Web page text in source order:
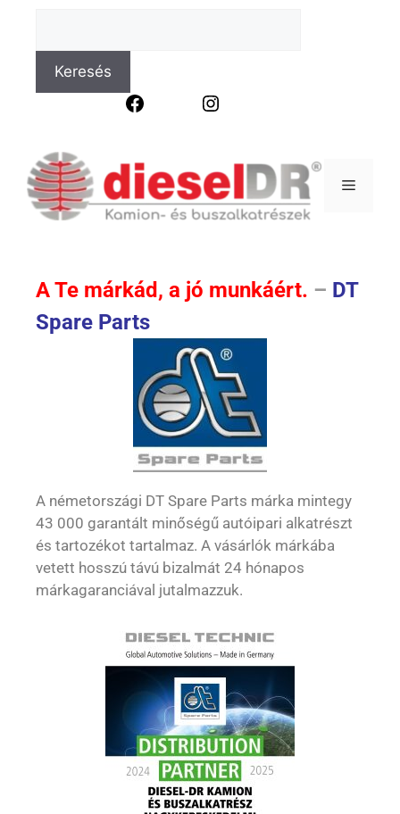
Keresés
A Te márkád, a jó munkáért. – DT
Spare Parts
A németországi DT Spare Parts márka mintegy
43 000 garantált minőségű autóipari alkatrészt
és tartozékot tartalmaz. A vásárlók márkába
vetett hosszú távú bizalmát 24 hónapos
márkagaranciával jutalmazzuk.